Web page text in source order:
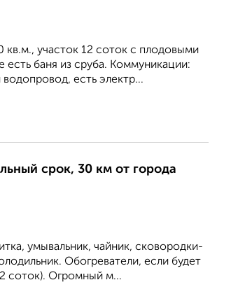
участок 12 соток с плодовыми
есть баня из сруба. Коммуникации:
есть электр...
срок, 30 км от города
умывальник, чайник, сковородки-
Обогреватели, если будет
соток). Огромный м...